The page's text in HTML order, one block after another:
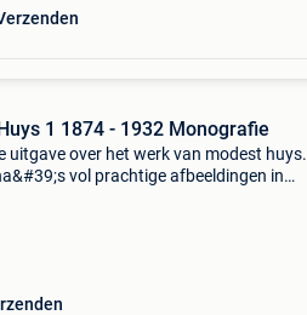
Modest Huys 1 1874 - 1932 Monografie
uitgave over het werk van modest huys.
vol prachtige afbeeldingen in